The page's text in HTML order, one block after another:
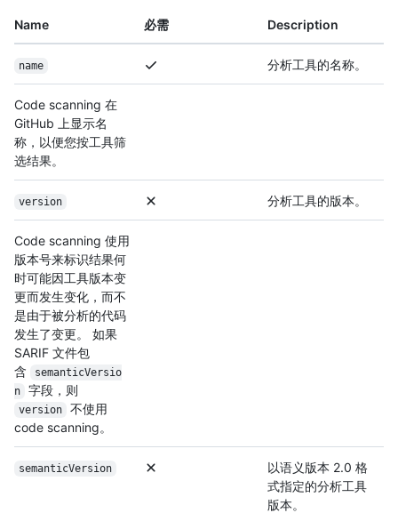
Name 必需 Description
name 分析工具的名称。
Code scanning 在
GitHub 上显示名
称，以便您按工具筛
选结果。
version 分析工具的版本。
Code scanning 使用
版本号来标识结果何
时可能因工具版本变
更而发生变化，而不
是由于被分析的代码
发生了变更。 如果
SARIF 文件包
含
semanticVersio
n
字段，则
version
不使用
code scanning。
semanticVersion
以语义版本 2.0 格
式指定的分析工具
版本。